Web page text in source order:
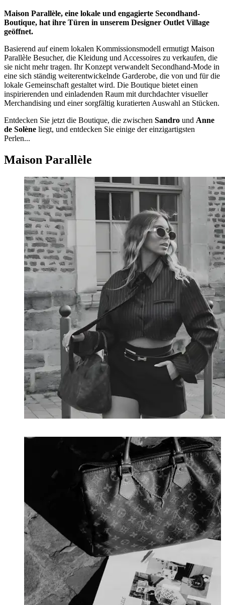
Maison Parallèle, eine lokale und engagierte Secondhand-
Boutique, hat ihre Türen in unserem Designer Outlet Village
geöffnet.
Basierend auf einem lokalen Kommissionsmodell ermutigt Maison
Parallèle Besucher, die Kleidung und Accessoires zu verkaufen, die
sie nicht mehr tragen. Ihr Konzept verwandelt Secondhand-Mode in
eine sich ständig weiterentwickelnde Garderobe, die von und für die
lokale Gemeinschaft gestaltet wird. Die Boutique bietet einen
inspirierenden und einladenden Raum mit durchdachter visueller
Merchandising und einer sorgfältig kuratierten Auswahl an Stücken.
Entdecken Sie jetzt die Boutique, die zwischen Sandro und Anne
de Solène liegt, und entdecken Sie einige der einzigartigsten
Perlen...
Maison Parallèle